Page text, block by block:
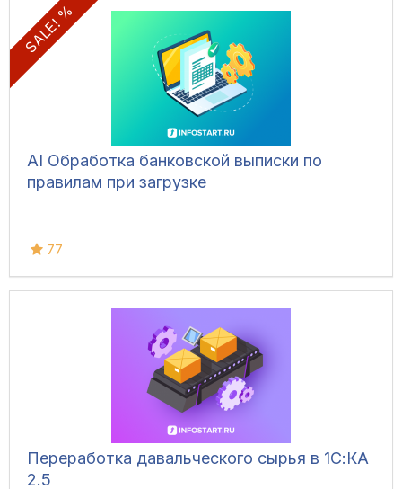
SALE! %
AI Обработка банковской выписки по
правилам при загрузке
77
Переработка давальческого сырья в 1С:КА
2.5